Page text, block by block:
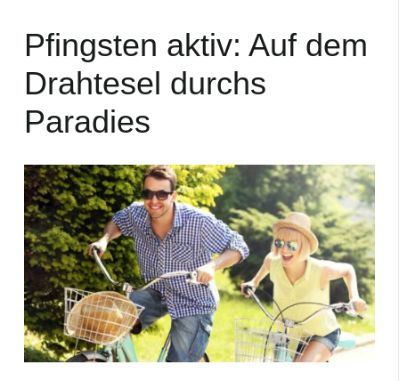
Pfingsten aktiv: Auf dem
Drahtesel durchs
Paradies